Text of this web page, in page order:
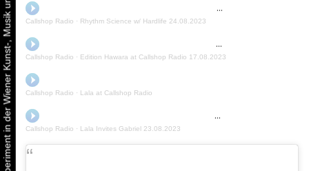
Callshop Radio · Rhythm Science w/ Hardlife 24.08.2023
Callshop Radio · Edition Hawara at Callshop Radio 17.08.2023
Callshop Radio · Lala at Callshop Radio
Callshop Radio · Lala Invites Gabriel 23.08.2023